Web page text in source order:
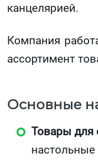
канцелярией.
Компания
ассортимент
Основные
Товары для